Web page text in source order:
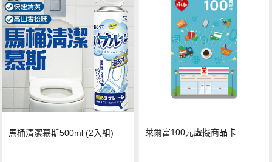
馬桶清潔慕斯500ml (2入組) 萊爾富100元虛擬商品卡